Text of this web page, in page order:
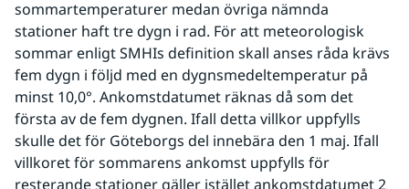
sommartemperaturer medan övriga nämnda
stationer haft tre dygn i rad. För att meteorologisk
sommar enligt SMHIs definition skall anses råda krävs
fem dygn i följd med en dygnsmedeltemperatur på
minst 10,0°. Ankomstdatumet räknas då som det
första av de fem dygnen. Ifall detta villkor uppfylls
skulle det för Göteborgs del innebära den 1 maj. Ifall
villkoret för sommarens ankomst uppfylls för
resterande stationer gäller istället ankomstdatumet 2